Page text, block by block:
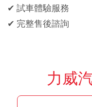
✔ 試車體驗服務
✔ 完整售後諮詢
力威